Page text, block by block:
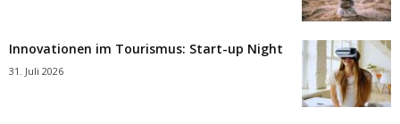
Innovationen im Tourismus: Start-up Night
31. Juli 2026